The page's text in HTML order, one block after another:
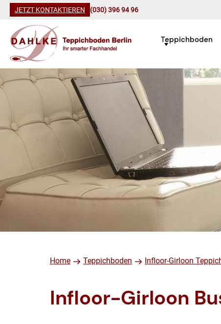
JETZT KONTAKTIEREN (030) 396 94 96
Teppichboden
Home Teppichboden Infloor-Girloon
Infloor-Girloon